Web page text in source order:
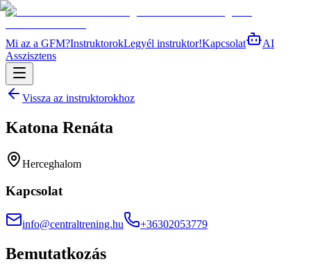
Mi az a GFM?InstruktorokLegyél instruktor!Kapcsolat
AI
Asszisztens
Vissza az instruktorokhoz
Katona Renáta
Herceghalom
Kapcsolat
info@centraltrening.hu +36302053779
Bemutatkozás